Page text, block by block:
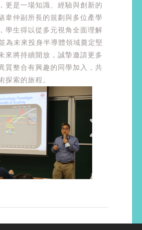
更是一場知識、經驗與創新的
韋仲副所長的規劃與多位產學
學生得以從多元視角全面理解
為未來投身半導體領域奠定堅
來將持續開放，誠摯邀請更多
質整合有興趣的同學加入，共
探索的旅程。